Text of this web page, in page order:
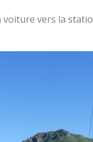
vers la